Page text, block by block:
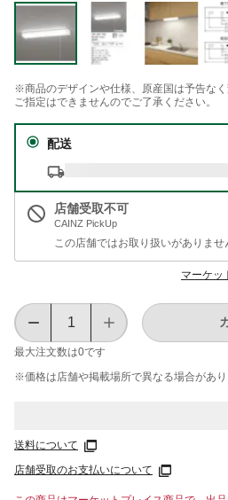
※商品のデザインや仕様、原産国は予告なく
ご指定はできませんのでご了承ください。
配送
店舗受取不可
CAINZ PickUp
この店舗ではお取り扱いがありませ
マーケッ
最大注文数は0です
※価格は​店舗や​掲載場所で​異なる​場合が​あり
送料について
店舗受取のお支払いについて